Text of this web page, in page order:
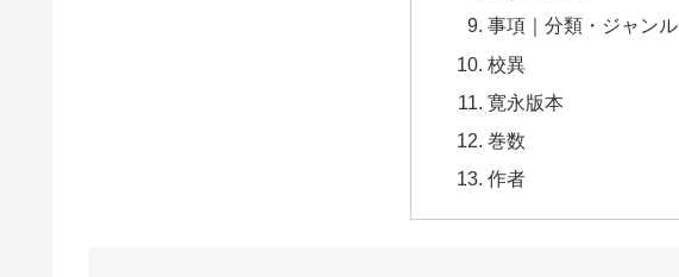
事項｜分類・ジャンル
校異
寛永版本
巻数
作者